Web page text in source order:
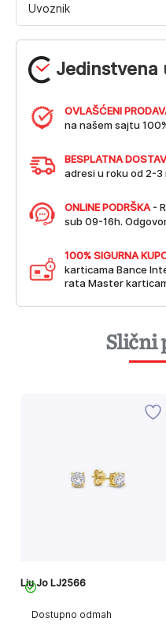
Jedinstvena
OVLAŠĆENI
na našem sajtu
BESPLATNA
adresi u roku od 2-3
ONLINE PODRŠKA -
sub 09-16h.
100% SIGURNA
karticama Bance
rata Master
Uvoznik
Slični
Dostupno odmah
Liu Jo LJ2566